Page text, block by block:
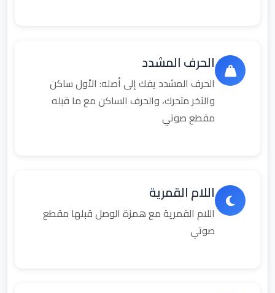
الحرف المشدد
الحرف المشدد يفك إلى أصله: الأول ساكن
والآخر متحرك، والحرف الساكن مع ما قبله
مقطع صوتي
اللام القمرية
اللام القمرية مع همزة الوصل قبلها مقطع
صوتي